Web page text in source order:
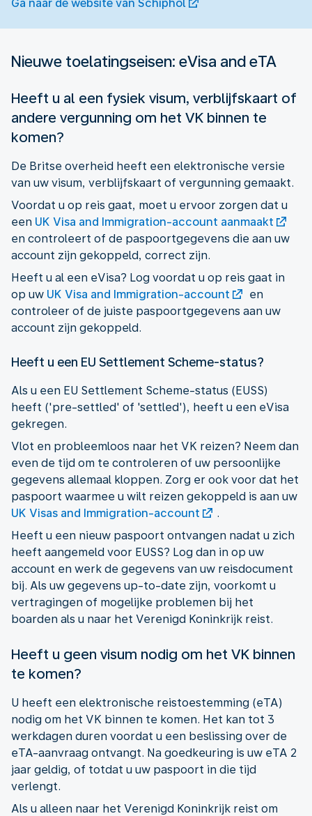
Ga naar de website van Schiphol
Nieuwe toelatingseisen: eVisa and eTA
Heeft u al een fysiek visum, verblijfskaart of
andere vergunning om het VK binnen te
komen?
De Britse overheid heeft een elektronische versie
van uw visum, verblijfskaart of vergunning gemaakt.
Voordat u op reis gaat, moet u ervoor zorgen dat u
een UK Visa and Immigration-account aanmaakt
en controleert of de paspoortgegevens die aan uw
account zijn gekoppeld, correct zijn.
Heeft u al een eVisa? Log voordat u op reis gaat in
op uw UK Visa and Immigration-account
en
controleer of de juiste paspoortgegevens aan uw
account zijn gekoppeld.
Heeft u een EU Settlement Scheme-status?
Als u een EU Settlement Scheme-status (EUSS)
heeft ('pre-settled' of 'settled'), heeft u een eVisa
gekregen.
Vlot en probleemloos naar het VK reizen? Neem dan
even de tijd om te controleren of uw persoonlijke
gegevens allemaal kloppen. Zorg er ook voor dat het
paspoort waarmee u wilt reizen gekoppeld is aan uw
UK Visas and Immigration-account
.
Heeft u een nieuw paspoort ontvangen nadat u zich
heeft aangemeld voor EUSS? Log dan in op uw
account en werk de gegevens van uw reisdocument
bij. Als uw gegevens up-to-date zijn, voorkomt u
vertragingen of mogelijke problemen bij het
boarden als u naar het Verenigd Koninkrijk reist.
Heeft u geen visum nodig om het VK binnen
te komen?
U heeft een elektronische reistoestemming (eTA)
nodig om het VK binnen te komen. Het kan tot 3
werkdagen duren voordat u een beslissing over de
eTA-aanvraag ontvangt. Na goedkeuring is uw eTA 2
jaar geldig, of totdat u uw paspoort in die tijd
verlengt.
Als u alleen naar het Verenigd Koninkrijk reist om